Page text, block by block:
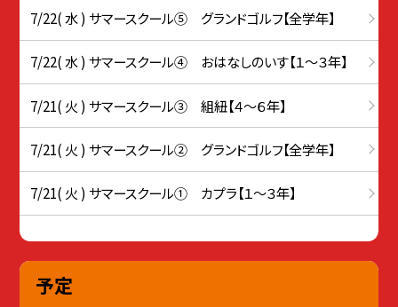
7/22( 水 ) サマースクール⑤ グランドゴルフ【全学年】
7/22( 水 ) サマースクール④ おはなしのいす【１～３年】
7/21( 火 ) サマースクール③ 組紐【４～６年】
7/21( 火 ) サマースクール② グランドゴルフ【全学年】
7/21( 火 ) サマースクール① カプラ【１～３年】
予定